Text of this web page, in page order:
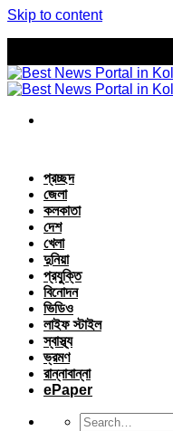
Skip to content
প্রচ্ছদ
জেলা
কলকাতা
দেশ
খেলা
দুনিয়া
প্রযুক্তি
বিনোদন
ভিডিও
লাইফ স্টাইল
স্বাস্থ্য
ভ্রমণ
রান্নাবান্না
ePaper